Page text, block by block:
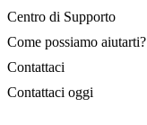
Centro di Supporto
Come possiamo aiutarti?
Contattaci
Contattaci oggi